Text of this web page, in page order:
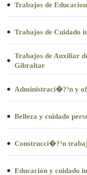
Trabajos de
Trabajos de Cuidado
Trabajos de Auxiliar
Gibraltar
Administraci�?³n y
Belleza y cuidado
Construcci�?³n
Educación y cuidado